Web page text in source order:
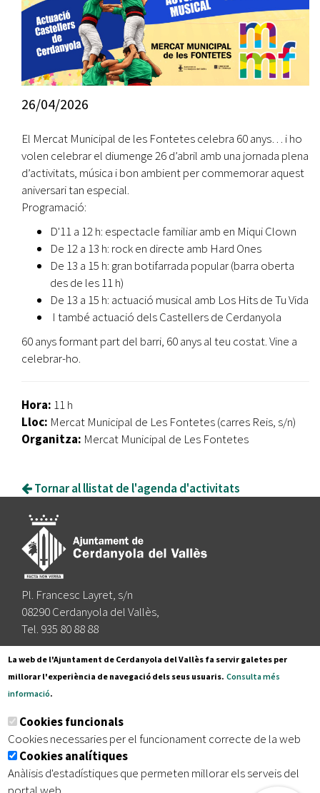
26/04/2026
El Mercat Municipal de les Fontetes celebra 60 anys… i ho
volen celebrar el diumenge 26 d’abril amb una jornada plena
d’activitats, música i bon ambient per commemorar aquest
aniversari tan especial.
Programació:
D'11 a 12 h: espectacle familiar amb en Miqui Clown
De 12 a 13 h: rock en directe amb Hard Ones
De 13 a 15 h: gran botifarrada popular (barra oberta
des de les 11 h)
De 13 a 15 h: actuació musical amb Los Hits de Tu Vida
I també actuació dels Castellers de Cerdanyola
60 anys formant part del barri, 60 anys al teu costat. Vine a
celebrar-ho.
Hora: 11 h
Lloc: Mercat Municipal de Les Fontetes (carres Reis, s/n)
Organitza: Mercat Municipal de Les Fontetes
Tornar al llistat de l'agenda d'activitats
Pl. Francesc Layret, s/n
08290 Cerdanyola del Vallès,
Tel. 935 80 88 88
Segueix-nos a:
Subscriu-te al nostre butlletí
Inici | Avís legal | Protecció de dades
| Accessibilitat
La web de l'Ajuntament de Cerdanyola del Vallès fa servir galetes per
millorar l'experiència de navegació dels seus usuaris. Consulta més
informació.
Cookies funcionals
Cookies necessaries per el funcionament correcte de la web
Cookies analítiques
Anàlisis d'estadístiques que permeten millorar els serveis del